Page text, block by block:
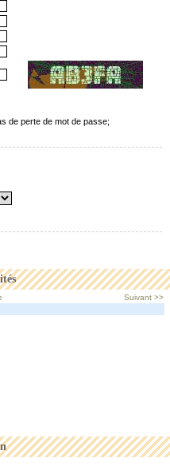
Suivant >>
de perte de mot de passe;